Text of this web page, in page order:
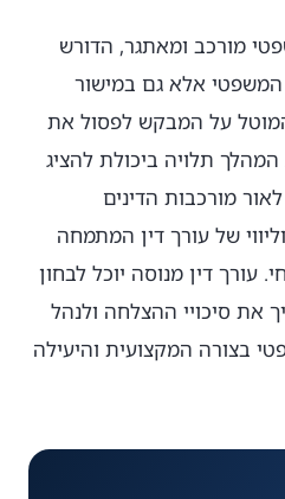
מורכב ומאתגר, הדורש
אלא גם במישור
על המבקש לפסול את
תלויה ביכולת להציג
מורכבות הדינים
של עורך דין המתמחה
עורך דין מנוסה יוכל לבחון
את סיכויי ההצלחה ולנהל
בצורה המקצועית והיעילה